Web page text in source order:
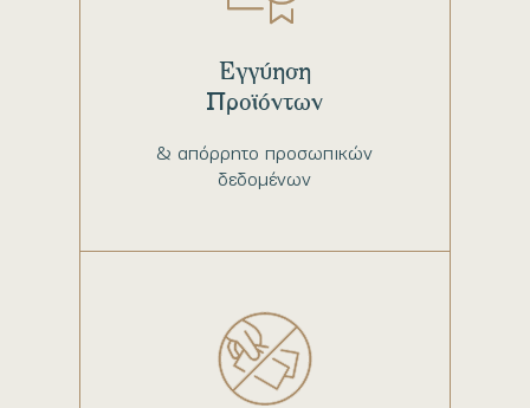
& απόρρητο προσωπικών
δεδομένων
Εγγύηση
Προϊόντων